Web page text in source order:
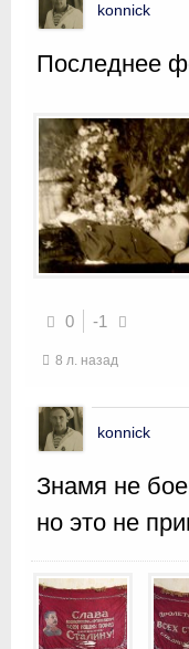
konnick
Последнее
0 -1
8 л. назад
konnick
Знамя не
но это не